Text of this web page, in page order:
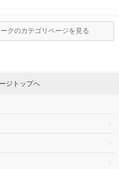
クのカテゴリページを見る
ジトップへ